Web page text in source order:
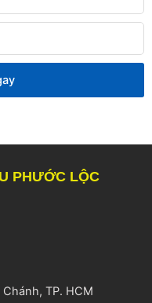
PHƯỚC LỘC
TP. HCM